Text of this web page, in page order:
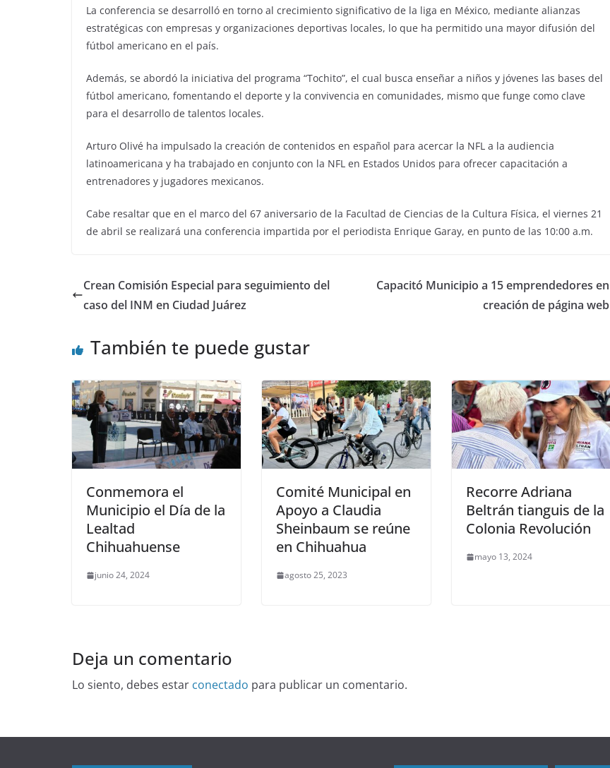
La conferencia se desarrolló en torno al crecimiento significativo de la liga en México, mediante alianzas
estratégicas con empresas y organizaciones deportivas locales, lo que ha permitido una mayor difusión del
fútbol americano en el país.
Además, se abordó la iniciativa del programa “Tochito”, el cual busca enseñar a niños y jóvenes las bases del
fútbol americano, fomentando el deporte y la convivencia en comunidades, mismo que funge como clave
para el desarrollo de talentos locales.
Arturo Olivé ha impulsado la creación de contenidos en español para acercar la NFL a la audiencia
latinoamericana y ha trabajado en conjunto con la NFL en Estados Unidos para ofrecer capacitación a
entrenadores y jugadores mexicanos.
Cabe resaltar que en el marco del 67 aniversario de la Facultad de Ciencias de la Cultura Física, el viernes 21
de abril se realizará una conferencia impartida por el periodista Enrique Garay, en punto de las 10:00 a.m.
Crean Comisión Especial para seguimiento del
caso del INM en Ciudad Juárez
Capacitó Municipio a 15 emprendedores en
creación de página web
También te puede gustar
Conmemora el
Municipio el Día de la
Lealtad
Chihuahuense
junio 24, 2024
Comité Municipal en
Apoyo a Claudia
Sheinbaum se reúne
en Chihuahua
agosto 25, 2023
Recorre Adriana
Beltrán tianguis de la
Colonia Revolución
mayo 13, 2024
Deja un comentario
Lo siento, debes estar conectado para publicar un comentario.